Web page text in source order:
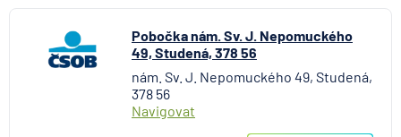
ČSOB Hypoteční banka
ČSOB Penzijní společnost
ČSOB Pojišťovna
ČSOB Poštovní spořitelna
Pobočka nám. Sv. J. Nepomuckého
49, Studená, 378 56
nám. Sv. J. Nepomuckého 49, Studená,
378 56
Navigovat